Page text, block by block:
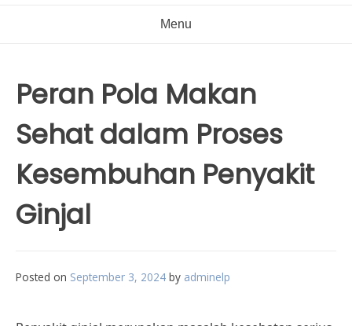
Menu
Peran Pola Makan
Sehat dalam Proses
Kesembuhan Penyakit
Ginjal
Posted on September 3, 2024 by adminelp